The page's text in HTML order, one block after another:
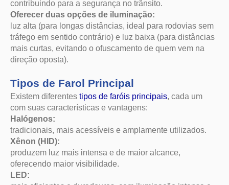
Tipos de Farol Principal
Existem diferentestipos de faróis principais, cada um
com suas características e vantagens:
Halógenos:
tradicionais, mais acessíveis e amplamente utilizados.
produzem luz mais intensa e de maior alcance,
oferecendo maior visibilidade.
LED:
mais eficientes e duradouros, com iluminação intensa e
menor consumo de energia.
Laser:
são uma tecnologia de ponta, presentes em alguns
modelos premium, com alcance e intensidade de luz
superiores.